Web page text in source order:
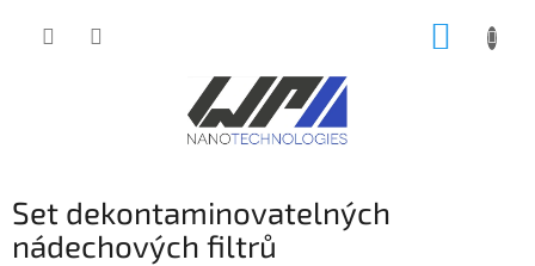
Set dekontaminovatelných
nádechových filtrů